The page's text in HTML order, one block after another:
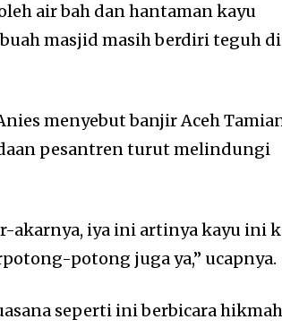
air bah dan hantaman kayu
masjid masih berdiri teguh di
menyebut banjir Aceh
pesantren turut melindungi
akarnya, iya ini artinya kayu ini
potong juga ya,” ucapnya.
seperti ini berbicara hikmah